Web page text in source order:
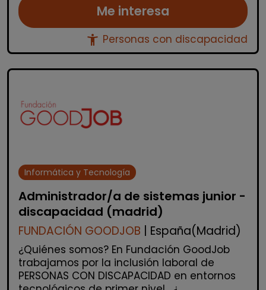
Me interesa
accessibility_new Personas con discapacidad
Informática y Tecnología
Administrador/a de sistemas junior -
discapacidad (madrid)
FUNDACIÓN GOODJOB | España(Madrid)
¿Quiénes somos? En Fundación GoodJob
trabajamos por la inclusión laboral de
PERSONAS CON DISCAPACIDAD en entornos